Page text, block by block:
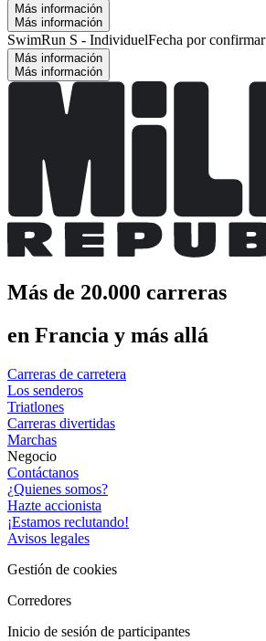
Más información
Más información
SwimRun S - IndividuelFecha por confirmar
Más información
Más información
Más de 20.000 carreras
en Francia y más allá
Carreras de carretera
Los senderos
Triatlones
Carreras divertidas
Marchas
Negocio
Contáctanos
¿Quienes somos?
Hazte accionista
¡Estamos reclutando!
Avisos legales
Gestión de cookies
Corredores
Inicio de sesión de participantes